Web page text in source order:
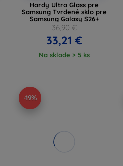
Hardy Ultra Glass pre
Samsung Tvrdené sklo pre
Samsung Galaxy S26+
36,90 €
33,21 €
Na sklade > 5 ks
-19%